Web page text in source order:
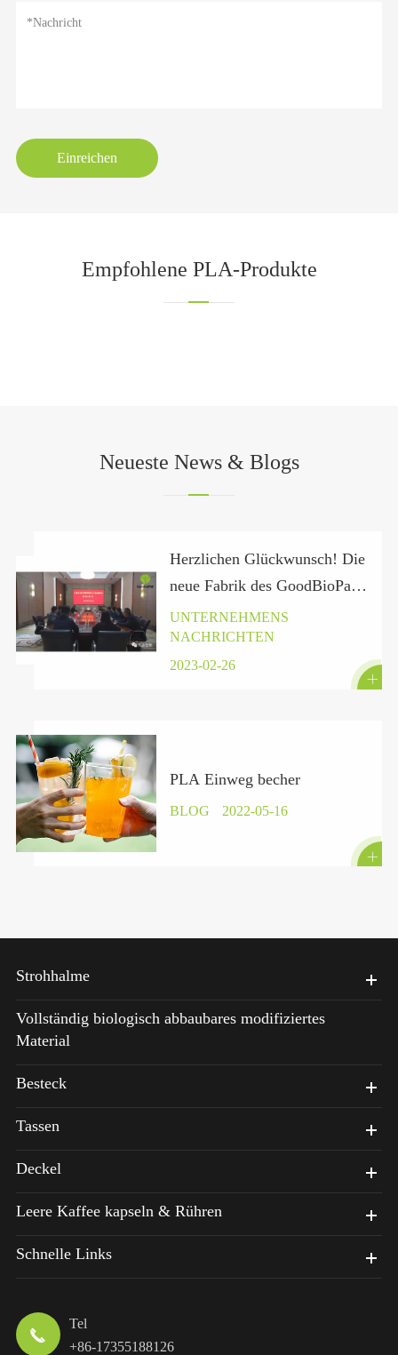
Einreichen
Empfohlene PLA-Produkte
Neueste News & Blogs
Herzlichen Glückwunsch! Die
neue Fabrik des GoodBioPak
in der Provinz Hubei hat
offiziell einen Vertrag unter
zeichnet.
UNTERNEHMENS
NACHRICHTEN
2023-02-26

PLA Einweg becher
BLOG 2022-05-16

Strohhalme
Vollständig biologisch abbaubares modifiziertes
Material
Besteck
Tassen
Deckel
Leere Kaffee kapseln & Rühren
Schnelle Links

Tel
+86-17355188126